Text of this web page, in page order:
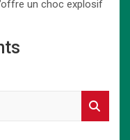
un choc explosif